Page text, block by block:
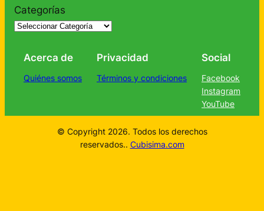
Categorías
Acerca de
Quiénes somos
Privacidad
Términos y condiciones
Social
Facebook
Instagram
YouTube
© Copyright 2026. Todos los derechos
reservados.. Cubisima.com